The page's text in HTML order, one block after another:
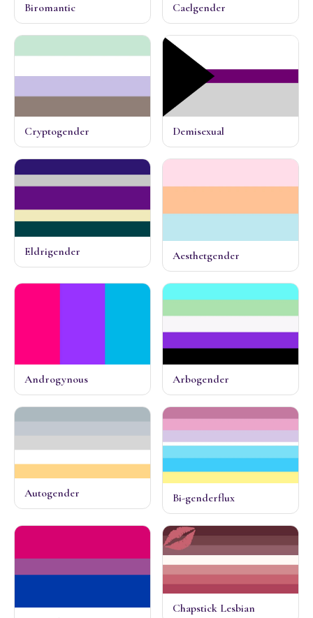
Biromantic Caelgender
Cryptogender Demisexual
Eldrigender Aesthetgender
Androgynous Arbogender
Autogender Bi-genderflux
Chapstick Lesbian